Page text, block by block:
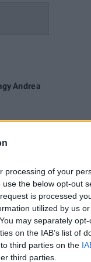
processing of your
the below opt-out
is processed
utilized by us
may separately
on the IAB’s list of
third parties on the
third parties.
Andrea
és
a gyerekek